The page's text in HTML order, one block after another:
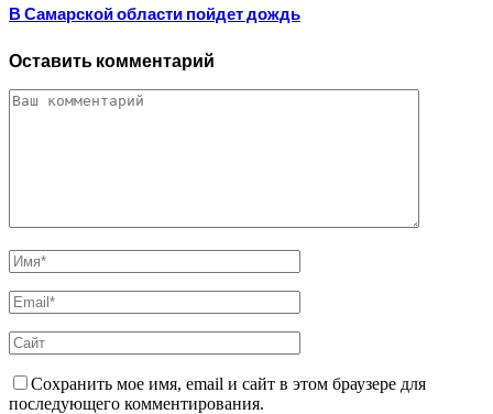
В Самарской области пойдет дождь
Оставить комментарий
Сохранить мое имя, email и сайт в этом браузере для
последующего комментирования.